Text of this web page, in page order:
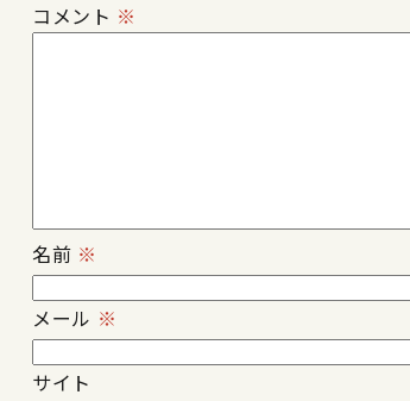
コメント ※
名前 ※
メール ※
サイト